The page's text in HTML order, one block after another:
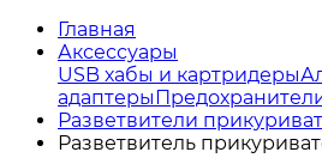
Главная
Аксессуары
USB хабы и картридеры
адаптеры
Разветвители
Разветвитель